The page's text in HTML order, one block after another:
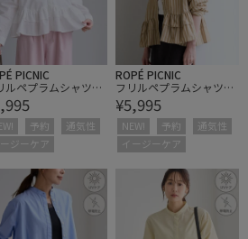
PICNIC
ルペプラムシャツブ
ス/UVケア・イージ
ア・リンクコーデ
予約
通気性
ージーケア
ROPÉ PICNIC
フリルペプラムシャツブ
ラウス/UVケア・イージ
ーケア・リンクコーデ
¥5,995
NEW! 予約
通気性
イージーケア